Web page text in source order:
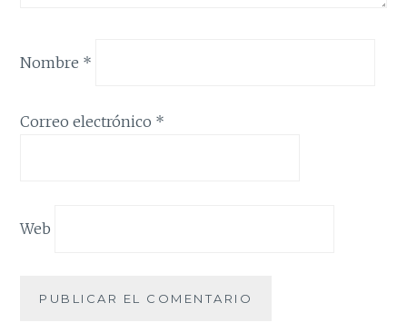
Nombre *
Correo electrónico *
Web